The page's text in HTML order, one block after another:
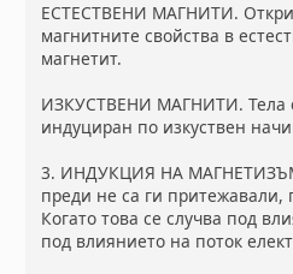
ЕСТЕСТВЕНИ МАГНИТИ.
магнитните свойства в
магнетит.
ИЗКУСТВЕНИ МАГНИТИ. Тела
индуциран по изкуствен
3. ИНДУКЦИЯ НА МАГНЕТИЗЪМ.
преди не са ги притежавали,
Когато това се случва под
под влиянието на поток